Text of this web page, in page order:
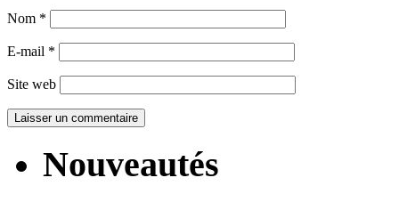
Nom *
E-mail *
Site web
Nouveautés